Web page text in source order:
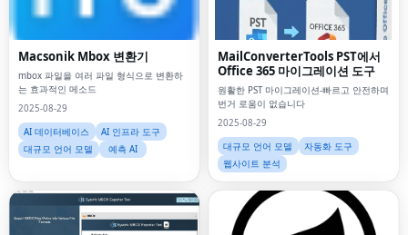
Macsonik Mbox 변환기
mbox 파일을 여러 파일 형식으로 변환하
는 효과적인 메소드
2025-08-29
AI 데이터베이스
AI 인프라 도구
대규모 언어 모델
예측 AI
MailConverterTools PST에서
Office 365 마이그레이션 도구
원활한 PST 마이그레이션-빠르고 안전하며
번거 로움이 없습니다
2025-08-29
대규모 언어 모델
자동화 도구
웹사이트 분석